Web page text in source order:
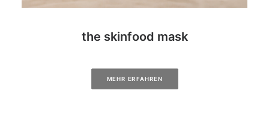
the skinfood mask
MEHR ERFAHREN